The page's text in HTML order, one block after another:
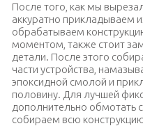
После того, как мы
аккуратно прикладываем
обрабатываем
моментом, также стоит
детали. После этого
части устройства,
эпоксидной смолой и
половину. Для лучшей
дополнительно обмотать
собираем всю